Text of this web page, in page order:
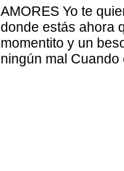
AMORES Yo te
donde estás ahora
momentito y un
ningún mal